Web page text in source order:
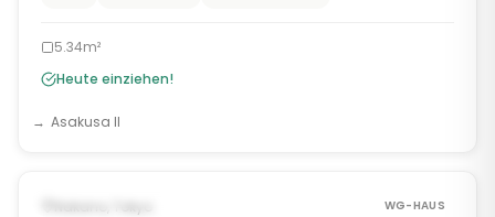
5.34m²
Heute einziehen!
Asakusa II
Nakano, Tokyo WG-HAUS